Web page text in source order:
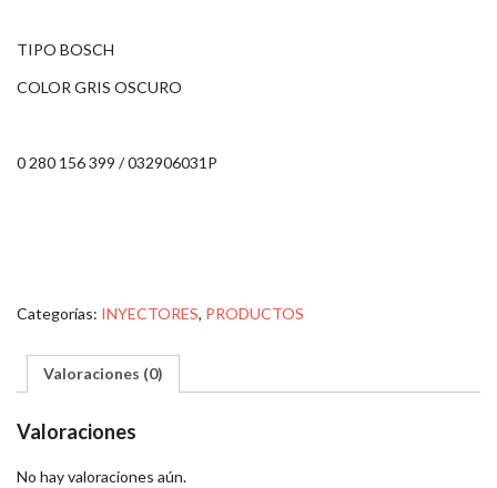
TIPO BOSCH
COLOR GRIS OSCURO
0 280 156 399 / 032906031P
Categorías: INYECTORES, PRODUCTOS
Valoraciones (0)
Valoraciones
No hay valoraciones aún.